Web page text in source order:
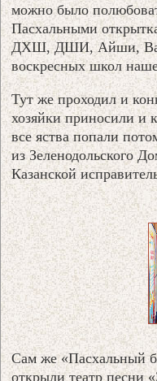
можно было
Пасхальными
ДХШ, ДШИ, Айши,
воскресных школ
Тут же проходил и
хозяйки приносили и
все яства попали
из Зеленодольского
Казанской
Сам же «Пасхальный
открыли театр песни